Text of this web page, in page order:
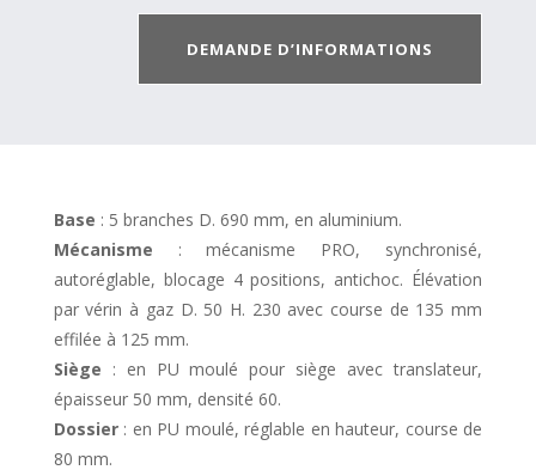
DEMANDE D’INFORMATIONS
Base : 5 branches D. 690 mm, en aluminium.
Mécanisme : mécanisme PRO, synchronisé,
autoréglable, blocage 4 positions, antichoc. Élévation
par vérin à gaz D. 50 H. 230 avec course de 135 mm
effilée à 125 mm.
Siège : en PU moulé pour siège avec translateur,
épaisseur 50 mm, densité 60.
Dossier: en PU moulé, réglable en hauteur, course de
80 mm.